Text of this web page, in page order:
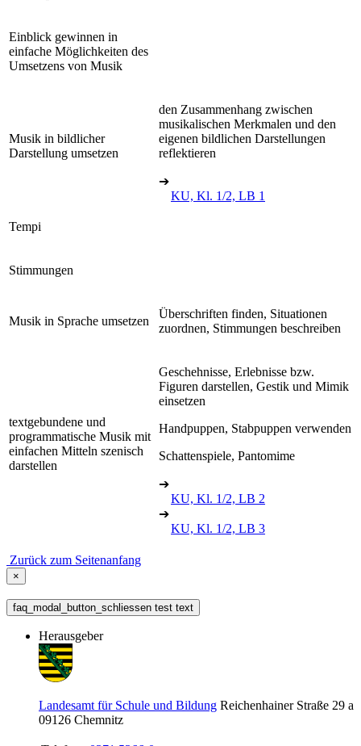
Einblick gewinnen in
einfache Möglichkeiten des
Umsetzens von Musik
Musik in bildlicher
Darstellung umsetzen
den Zusammenhang zwischen
musikalischen Merkmalen und den
eigenen bildlichen Darstellungen
reflektieren
➔
KU, Kl. 1/2, LB 1
Tempi
Stimmungen
Musik in Sprache umsetzen
Überschriften finden, Situationen
zuordnen, Stimmungen beschreiben
textgebundene und
programmatische Musik mit
einfachen Mitteln szenisch
darstellen
Geschehnisse, Erlebnisse bzw.
Figuren darstellen, Gestik und Mimik
einsetzen
Handpuppen, Stabpuppen verwenden
Schattenspiele, Pantomime
➔
KU, Kl. 1/2, LB 2
➔
KU, Kl. 1/2, LB 3
Zurück zum Seitenanfang
×
faq_modal_button_schliessen test text
Herausgeber
Landesamt für Schule und Bildung Reichenhainer Straße 29 a
09126 Chemnitz